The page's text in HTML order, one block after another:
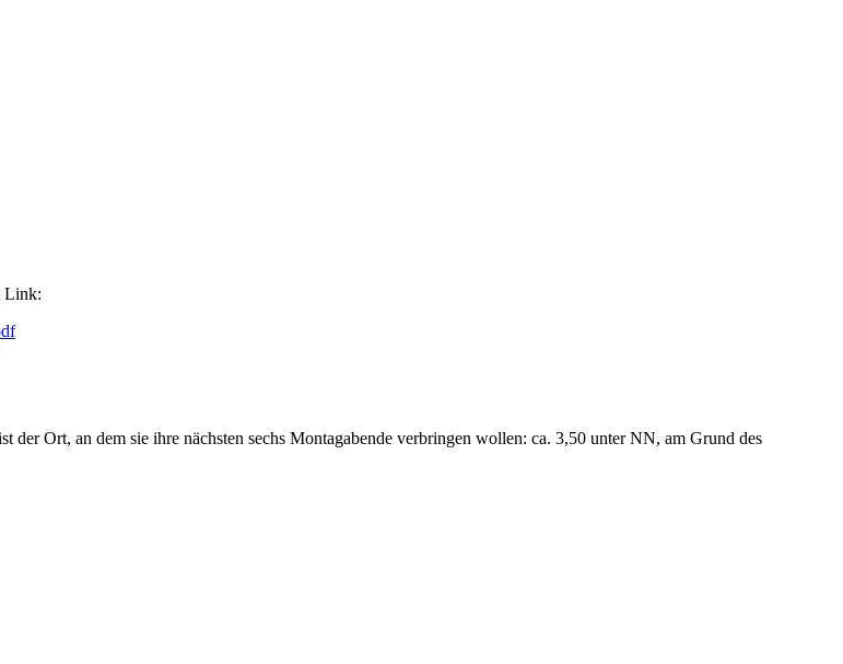
Link:
Ort, an dem sie ihre nächsten sechs Montagabende verbringen wollen: ca. 3,50 unter NN, am Grund des